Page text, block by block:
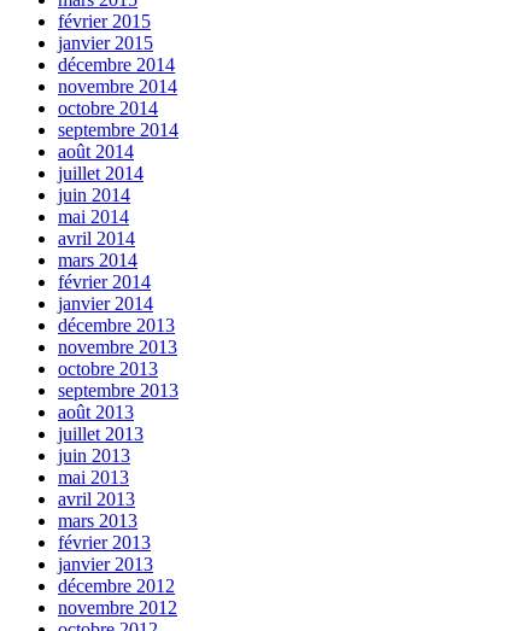
février 2015
janvier 2015
décembre 2014
novembre 2014
octobre 2014
septembre 2014
août 2014
juillet 2014
juin 2014
mai 2014
avril 2014
mars 2014
février 2014
janvier 2014
décembre 2013
novembre 2013
octobre 2013
septembre 2013
août 2013
juillet 2013
juin 2013
mai 2013
avril 2013
mars 2013
février 2013
janvier 2013
décembre 2012
novembre 2012